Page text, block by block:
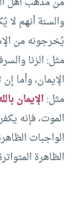
والسنة أنهم لا
يُخرجونه من
مثل: الزنا
الإيمان، وأما
مثل:الإيمان
الموت، فإنه
الواجبات
الظاهرة